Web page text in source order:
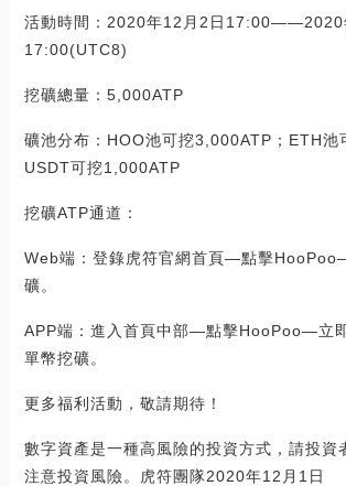
活動時間：2020年12月2日17:00——2020
17:00(UTC8)
挖礦總量：5,000ATP
礦池分布：HOO池可挖3,000ATP；ETH池
USDT可挖1,000ATP
挖礦ATP通道：
Web端：登錄虎符官網首頁—點擊
礦。
APP端：進入首頁中部—點擊HooPoo—立
單幣挖礦。
更多福利活動，敬請期待！
數字資產是一種高風險的投資方式，請投資
注意投資風險。虎符團隊2020年12月1日